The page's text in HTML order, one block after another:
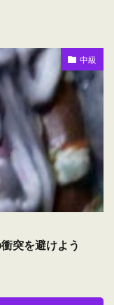
中級
突を避けよう